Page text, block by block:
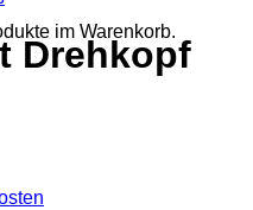
im Warenkorb.
Drehkopf